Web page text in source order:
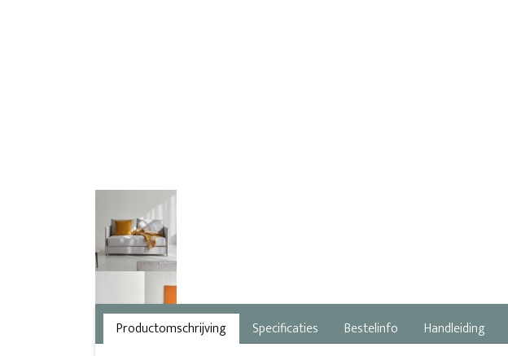
Productomschrijving Specificaties Bestelinfo Handleiding